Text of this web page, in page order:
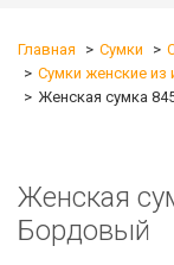
Главная Сумки
Сумки женские из
Женская сумка
Женская
Бордовый